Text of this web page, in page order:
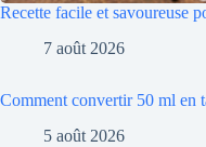
Recette facile et savoureuse
7 août 2026
Comment convertir 50 ml en
5 août 2026